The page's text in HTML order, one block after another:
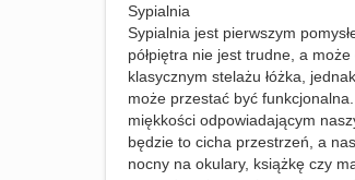
Sypialnia
Sypialnia jest pierwszym
półpiętra nie jest trudne, a
klasycznym stelażu łóżka,
może przestać być
miękkości odpowiadającym
będzie to cicha przestrzeń, a
nocny na okulary, książkę czy